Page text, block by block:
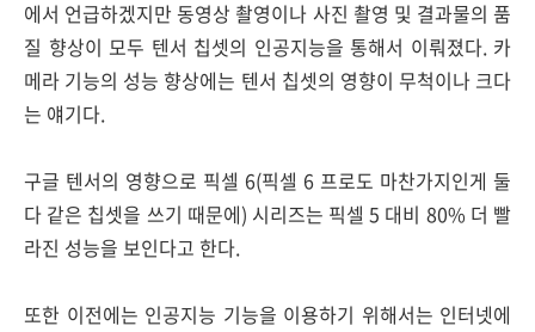
에서 언급하겠지만 동영상 촬영이나 사진 촬영 및 결과물의 품
질 향상이 모두 텐서 칩셋의 인공지능을 통해서 이뤄졌다. 카
메라 기능의 성능 향상에는 텐서 칩셋의 영향이 무척이나 크다
는 얘기다.
구글 텐서의 영향으로 픽셀 6(픽셀 6 프로도 마찬가지인게 둘
다 같은 칩셋을 쓰기 때문에) 시리즈는 픽셀 5 대비 80% 더 빨
라진 성능을 보인다고 한다.
또한 이전에는 인공지능 기능을 이용하기 위해서는 인터넷에